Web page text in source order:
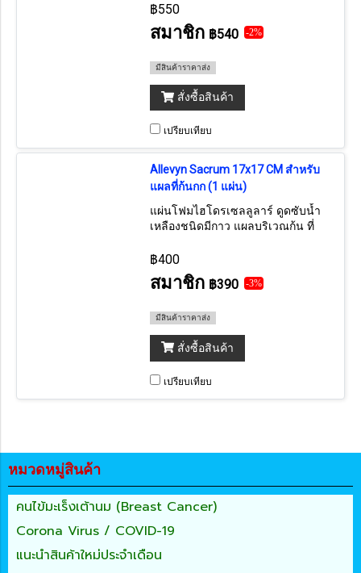
ต้องการการดูดซับ ป้องกันน้ำ ป้องกัน
แรงกดทับ (ราคาต่อ 1 แผ่น)
฿550
สมาชิก ฿540 -2%
มีสินค้าราคาส่ง
สั่งซื้อสินค้า
เปรียบเทียบ
Allevyn Sacrum 17x17 CM สำหรับ
แผลที่ก้นกก (1 แผ่น)
แผ่นโฟมไฮโดรเซลลูลาร์ ดูดซับน้ำ
เหลืองชนิดมีกาว แผลบริเวณก้น ที่
แรงกดทับ (ราคาต่อ 1 แผ่น)
฿400
สมาชิก ฿390 -3%
มีสินค้าราคาส่ง
สั่งซื้อสินค้า
เปรียบเทียบ
หมวดหมู่สินค้า
คนไข้มะเร็งเต้านม (Breast Cancer)
Corona Virus / COVID-19
แนะนำสินค้าใหม่ประจำเดือน